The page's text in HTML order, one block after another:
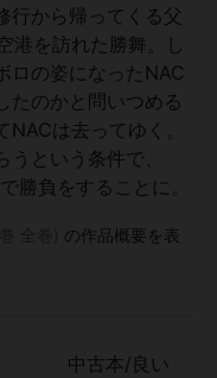
行から帰ってくる父
港を訪れた勝舞。し
ロの姿になったNAC
たのかと問いつめる
は去ってゆく。
という条件で、
勝負をすることに。
の作品概要を表
中古本/良い